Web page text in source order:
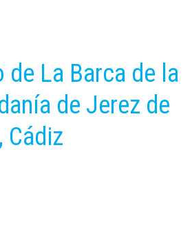
de La Barca de la
de Jerez de
Cádiz